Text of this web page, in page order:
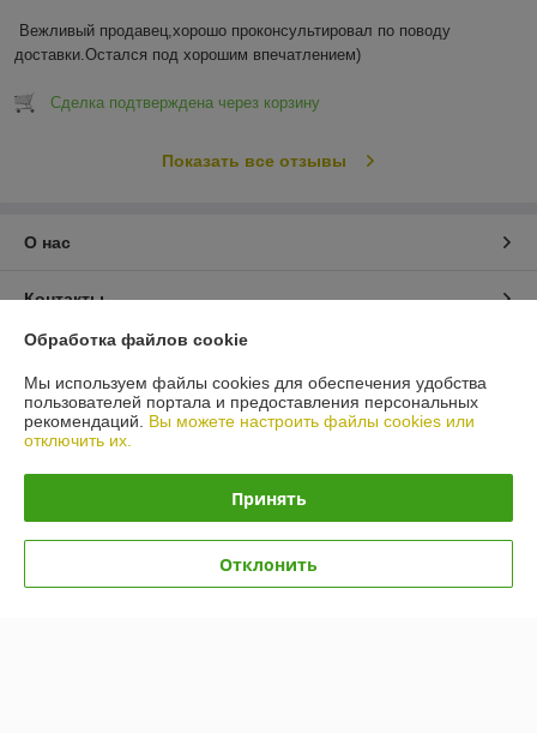
Вежливый продавец,хорошо проконсультировал по поводу
доставки.Остался под хорошим впечатлением)
Сделка подтверждена через корзину
Показать все отзывы
О нас
Контакты
Доставка и оплата
График работы
Политика обработки cookies
Обработка файлов cookie
Мы используем файлы cookies для обеспечения удобства
пользователей портала и предоставления персональных
рекомендаций. Вы можете настроить файлы cookies или
отключить их.
Принять
Отклонить